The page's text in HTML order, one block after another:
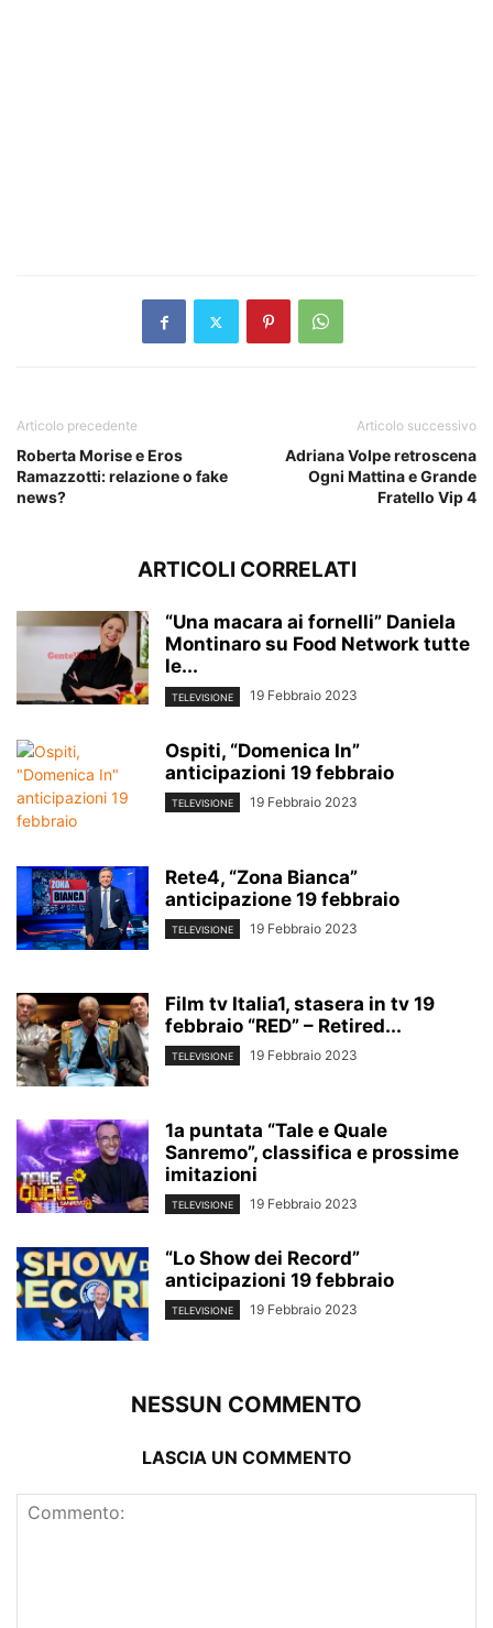
Articolo precedente
Roberta Morise e Eros
Ramazzotti: relazione o fake
news?
Articolo successivo
Adriana Volpe retroscena
Ogni Mattina e Grande
Fratello Vip 4
ARTICOLI CORRELATI
“Una macara ai fornelli” Daniela
Montinaro su Food Network tutte
le...
TELEVISIONE 19 Febbraio 2023
Ospiti, “Domenica In”
anticipazioni 19 febbraio
TELEVISIONE 19 Febbraio 2023
Rete4, “Zona Bianca”
anticipazione 19 febbraio
TELEVISIONE 19 Febbraio 2023
Film tv Italia1, stasera in tv 19
febbraio “RED” – Retired...
TELEVISIONE 19 Febbraio 2023
1a puntata “Tale e Quale
Sanremo”, classifica e prossime
imitazioni
TELEVISIONE 19 Febbraio 2023
“Lo Show dei Record”
anticipazioni 19 febbraio
TELEVISIONE 19 Febbraio 2023
NESSUN COMMENTO
LASCIA UN COMMENTO